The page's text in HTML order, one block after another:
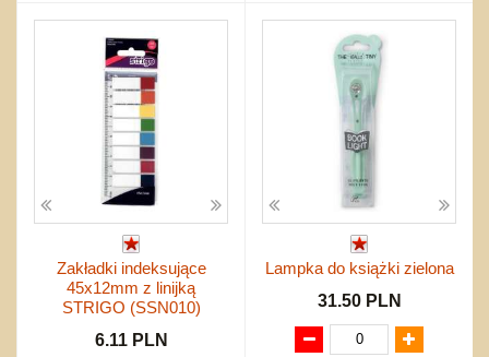
Zakładki indeksujące
45x12mm z linijką
STRIGO (SSN010)
6.11 PLN
Lampka do książki zielona
31.50 PLN